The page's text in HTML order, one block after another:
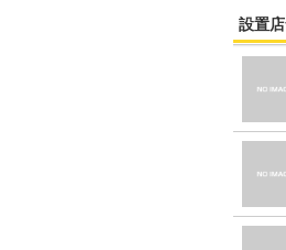
設置